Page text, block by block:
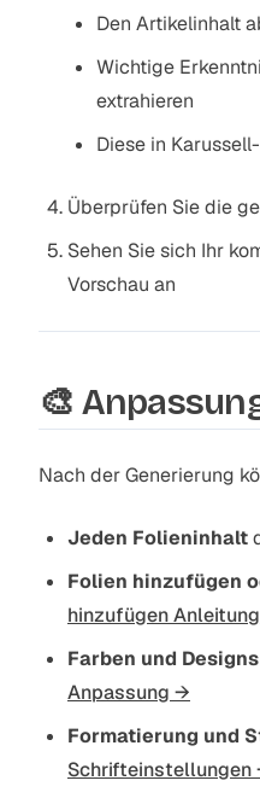
Den Artikelinhalt
Wichtige
extrahieren
Diese in
Überprüfen Sie die
Sehen Sie sich Ihr
Vorschau an
🎨
Nach der Generierung
Jeden Folieninhalt
Folien hinzufügen
hinzufügen
Farben und
Anpassung →
Formatierung und
Schrifteinstellungen